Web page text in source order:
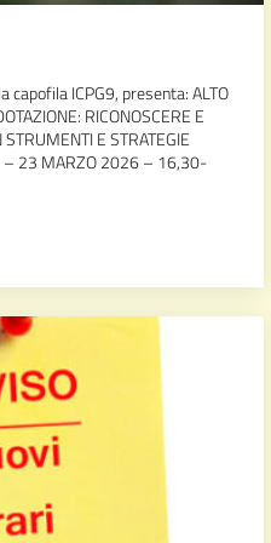
capofila ICPG9, presenta: ALTO
RICONOSCERE E
E STRATEGIE
– 23 MARZO 2026 – 16,30-